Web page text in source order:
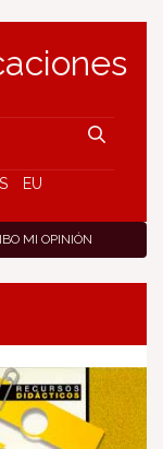
EU
MI OPINIÓN